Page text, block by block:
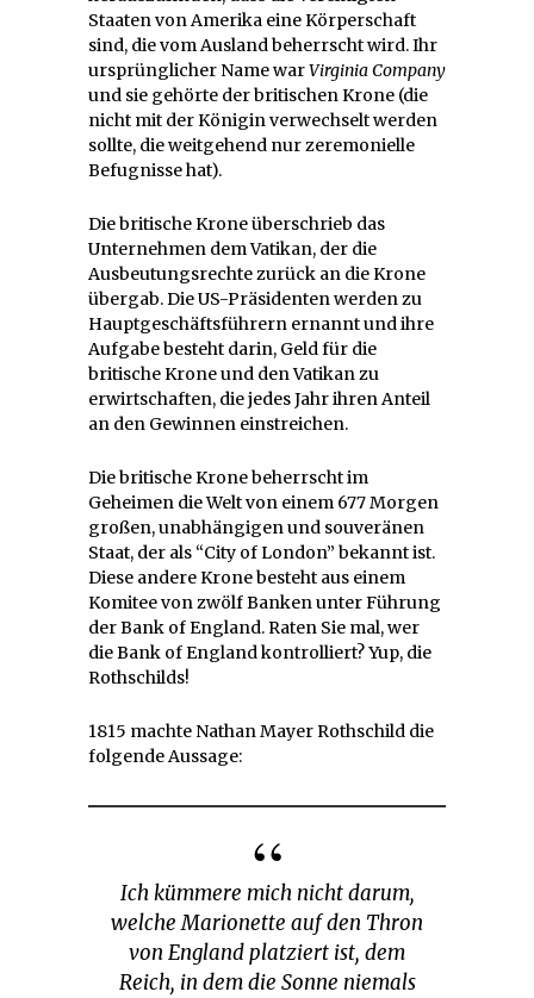
Staaten von Amerika eine Körperschaft
sind, die vom Ausland beherrscht wird. Ihr
ursprünglicher Name warVirginia Company
und sie gehörte der britischen Krone (die
nicht mit der Königin verwechselt werden
sollte, die weitgehend nur zeremonielle
Befugnisse hat).
Die britische Krone überschrieb das
Unternehmen dem Vatikan, der die
Ausbeutungsrechte zurück an die Krone
übergab. Die US-Präsidenten werden zu
Hauptgeschäftsführern ernannt und ihre
Aufgabe besteht darin, Geld für die
britische Krone und den Vatikan zu
erwirtschaften, die jedes Jahr ihren Anteil
an den Gewinnen einstreichen.
Die britische Krone beherrscht im
Geheimen die Welt von einem 677 Morgen
großen, unabhängigen und souveränen
Staat, der als “City of London” bekannt ist.
Diese andere Krone besteht aus einem
Komitee von zwölf Banken unter Führung
der Bank of England. Raten Sie mal, wer
die Bank of England kontrolliert? Yup, die
Rothschilds!
1815 machte Nathan Mayer Rothschild die
folgende Aussage:
Ich kümmere mich nicht darum,
welche Marionette auf den Thron
von England platziert ist, dem
Reich, in dem die Sonne niemals